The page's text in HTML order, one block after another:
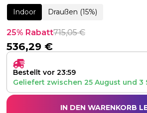
Indoor Draußen (15%)
25% Rabatt715,05€
536,29 €
Bestellt vor 23:59
Geliefert zwischen 25 August und 3
IN DEN WARENKORB